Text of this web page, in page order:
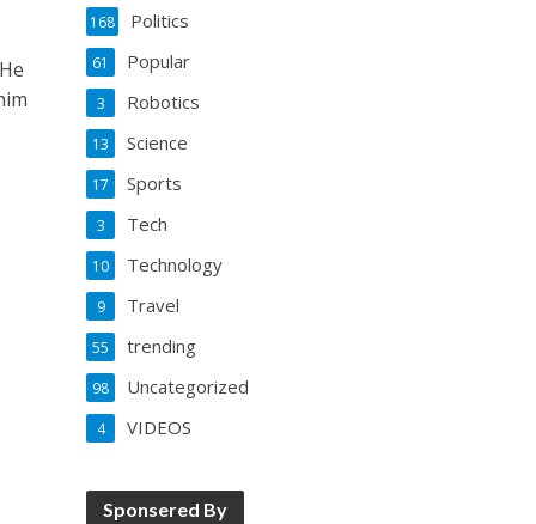
Politics
168
Popular
61
Robotics
3
Science
13
Sports
17
Tech
3
Technology
10
Travel
9
trending
55
Uncategorized
98
VIDEOS
4
Sponsered By